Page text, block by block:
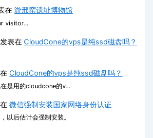
在游邢窑遗址博物馆
visitor…
发表在CloudCone的vps是纯ssd磁盘吗？
CloudCone的vps是纯ssd磁盘吗？
是用的cloudcone的v…
微信强制安装国家网络身份认证
以后估计会强制安装。